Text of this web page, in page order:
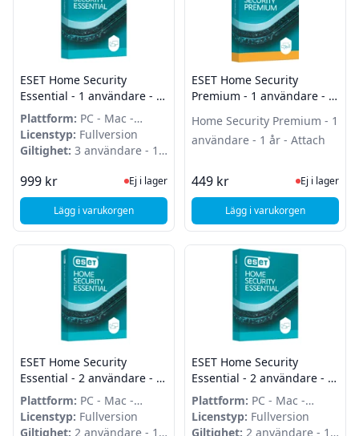
ESET Home Security
Essential - 1 användare - 2
år - Förnyelse
Plattform: PC - Mac -
Android
Licenstyp: Fullversion
Giltighet: 3 användare - 1
999 kr Ej i lager, besök produktsidan för
Ej i lager
Lägg i varukorgen, ESET Home Security Essential - 1 användare - 2 år -
ESET Home Security
Premium - 1 användare - 1
Home Security Premium - 1
användare - 1 år - Attach
449 kr Ej i lager,
Ej i lager
Lägg i varukorgen
, ESET Home
ESET Home Security
Essential - 2 användare - 1
år - Förnyelse
Plattform: PC - Mac -
Android
Licenstyp: Fullversion
Giltighet: 2 användare - 1
ESET Home Security
Essential - 2 användare - 1
år
Plattform: PC - Mac -
Android
Licenstyp: Fullversion
Giltighet: 2 användare - 1